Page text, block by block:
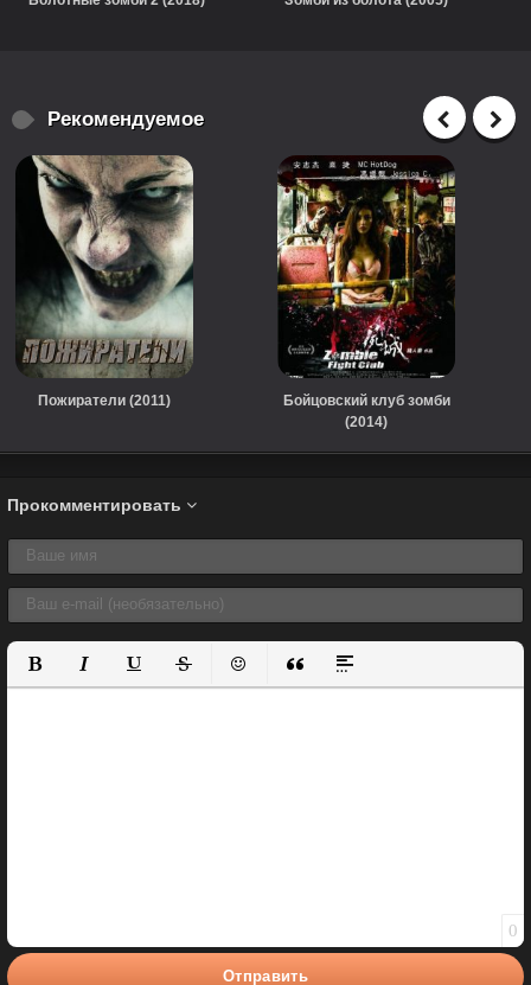
Рекомендуемое
Пожиратели (2011)
Бойцовский клуб зомби
(2014)
Прокомментировать
Полужирный
КурсивПодчеркнутый
ЗачеркнутыйВставить смайлик
Вставка цитаты
Вставка спойлера
0
Отправить